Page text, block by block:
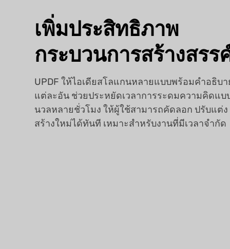
เพิ่มประสิทธิภาพ
กระบวนการสร้างสรร
UPDF ให้ไอเดียสโลแกนหลายแบบพร้อมคำอธิบ
แต่ละอัน ช่วยประหยัดเวลาการระดมความคิดแ
นวลหลายชั่วโมง ให้ผู้ใช้สามารถคัดลอก ปรับแต่ง
สร้างใหม่ได้ทันที เหมาะสำหรับงานที่มีเวลาจำกัด